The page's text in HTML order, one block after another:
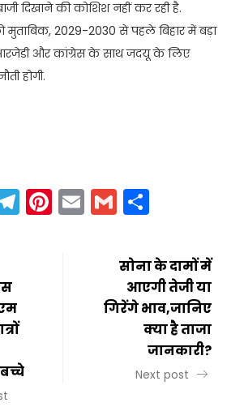
दिखाने की कोशिश नहीं कर रही है.
मुताबिक, 2029-2030 से पहले बिहार में बड़ा
और कांग्रेस के साथ जदयू के लिए
होगी.
Telegram
Pinterest
EmailGmail
सोना के दामों में
आएगी तेजी या
गिरेंगे भाव,जानिए
क्या है ताजा
जानकारी?
Next post